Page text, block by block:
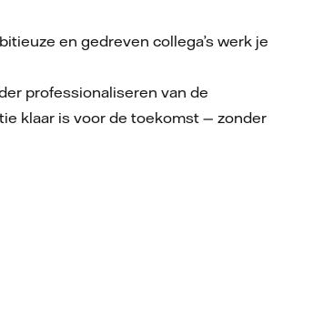
en gedreven collega’s werk je
professionaliseren van de
klaar is voor de toekomst — zonder